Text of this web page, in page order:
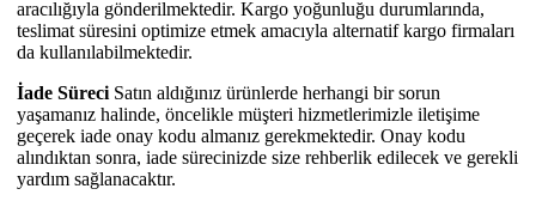
aracılığıyla gönderilmektedir. Kargo yoğunluğu durumlarında,
teslimat süresini optimize etmek amacıyla alternatif kargo firmaları
da kullanılabilmektedir.
İade Süreci Satın aldığınız ürünlerde herhangi bir sorun
yaşamanız halinde, öncelikle müşteri hizmetlerimizle iletişime
geçerek iade onay kodu almanız gerekmektedir. Onay kodu
alındıktan sonra, iade sürecinizde size rehberlik edilecek ve gerekli
yardım sağlanacaktır.